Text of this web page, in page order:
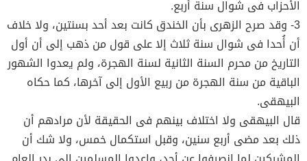
الأحزاب فى شوال سنة أربع.
3- وقد صرح الزهرى بأن الخندق كانت بعد أحد بسنتين، ولا خلاف
أن أُحدا فى شوال سنة ثلاث إلا على قول من ذهب إلى أن أول
التاريخ من محرم السنة الثانية لسنة الهجرة، ولم يعدوا الشهور
الباقية من سنة الهجرة من ربيع الأول إلى آخرها، كما حكاه
البيهقى.
قال البيهقى ولا اختلاف بينهم فى الحقيقة لأن مرادهم أن
ذلك بعد مضى أربع سنين، وقبل استكمال خمس، ولا شك أن